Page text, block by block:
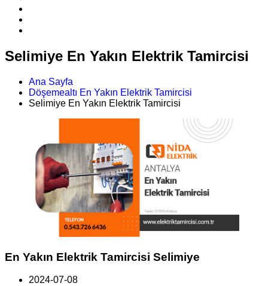
Selimiye En Yakın Elektrik Tamircisi
Ana Sayfa
Döşemealtı En Yakın Elektrik Tamircisi
Selimiye En Yakın Elektrik Tamircisi
En Yakın Elektrik Tamircisi Selimiye
2024-07-08